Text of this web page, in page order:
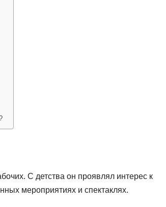
С детства он проявлял интерес к
мероприятиях и спектаклях.